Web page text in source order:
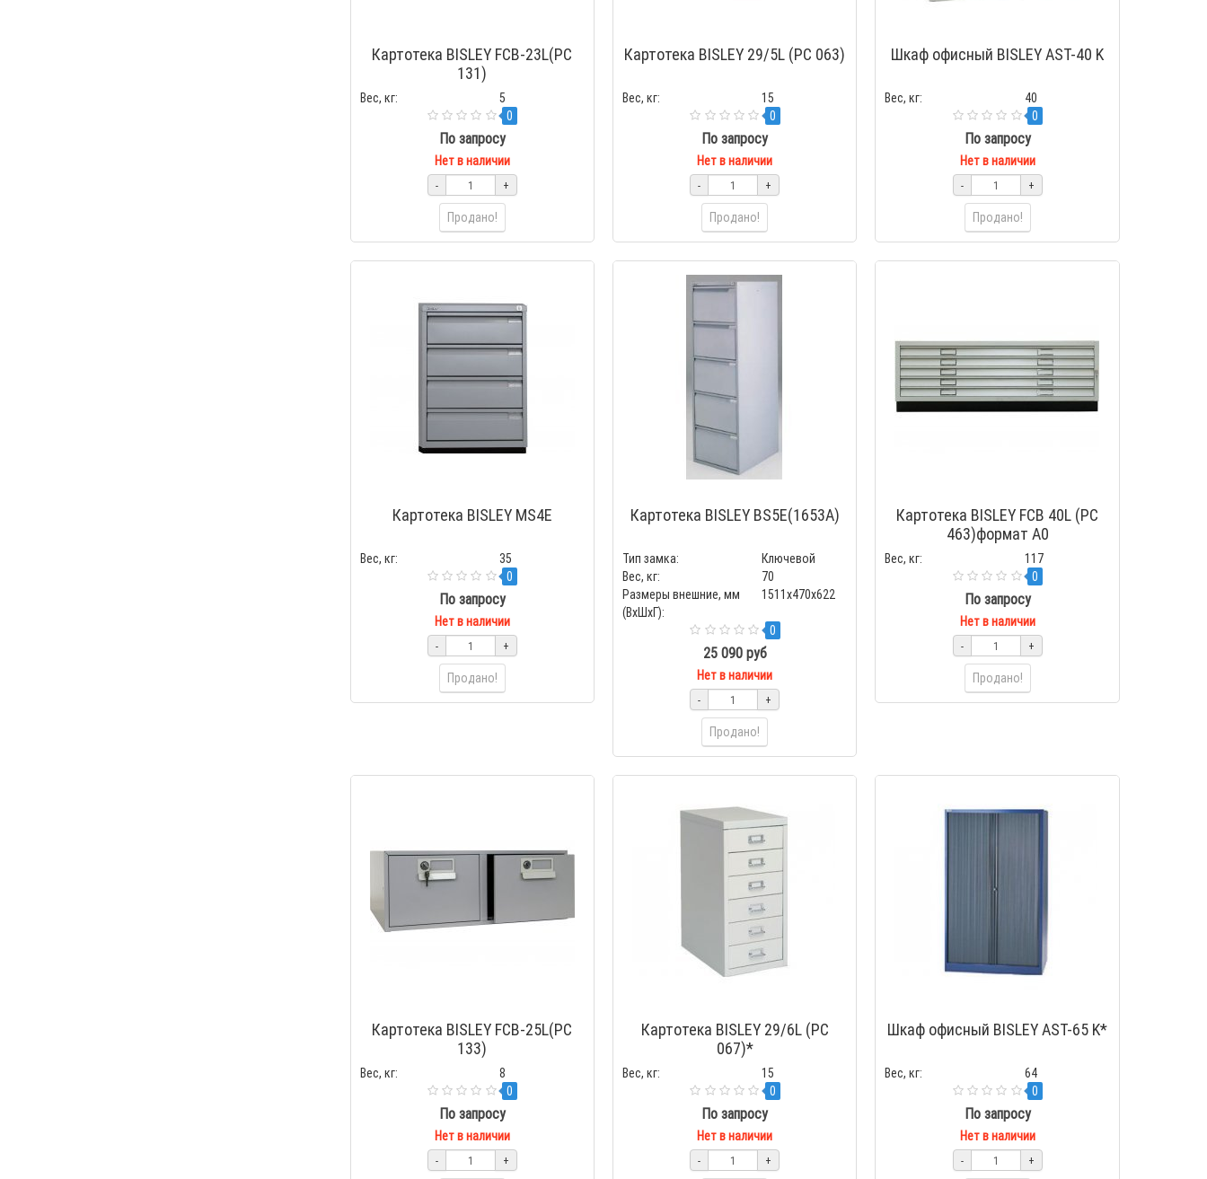
Картотека BISLEY FCB-23L(PC
131)
Вес, кг:
5
0
По запросу
Нет в наличии
- +
Продано!
Картотека BISLEY 29/5L (PC 063)
Вес, кг:
15
0
По запросу
Нет в наличии
- +
Продано!
Шкаф офисный BISLEY AST-40 K
Вес, кг:
40
0
По запросу
Нет в наличии
- +
Продано!
Картотека BISLEY MS4E
Вес, кг:
35
0
По запросу
Нет в наличии
- +
Продано!
Картотека BISLEY BS5E(1653А)
Тип замка:
Ключевой
Вес, кг:
70
Размеры внешние, мм
(ВхШхГ):
1511x470x622
0
25 090 руб
Нет в наличии
- +
Продано!
Картотека BISLEY FCB 40L (PC
463)формат А0
Вес, кг:
117
0
По запросу
Нет в наличии
- +
Продано!
Картотека BISLEY FCB-25L(PC
133)
Вес, кг:
8
0
По запросу
Нет в наличии
- +
Картотека BISLEY 29/6L (PC
067)*
Вес, кг:
15
0
По запросу
Нет в наличии
- +
Шкаф офисный BISLEY AST-65 K*
Вес, кг:
64
0
По запросу
Нет в наличии
- +